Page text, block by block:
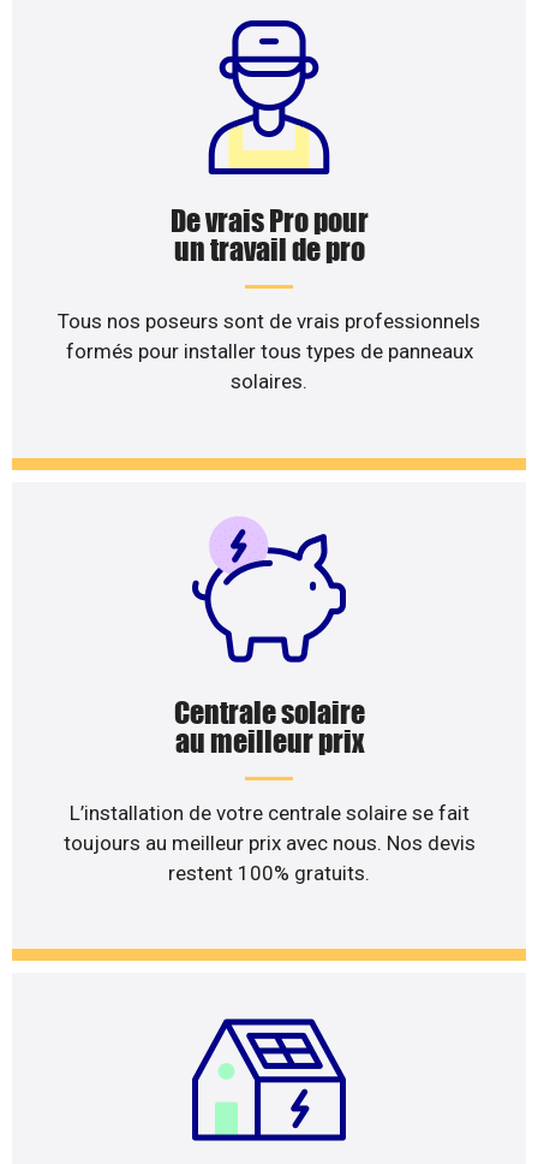
De vrais Pro pour
un travail de pro
Tous nos poseurs sont de vrais professionnels
formés pour installer tous types de panneaux
solaires.
Centrale solaire
au meilleur prix
L’installation de votre centrale solaire se fait
toujours au meilleur prix avec nous. Nos devis
restent 100% gratuits.